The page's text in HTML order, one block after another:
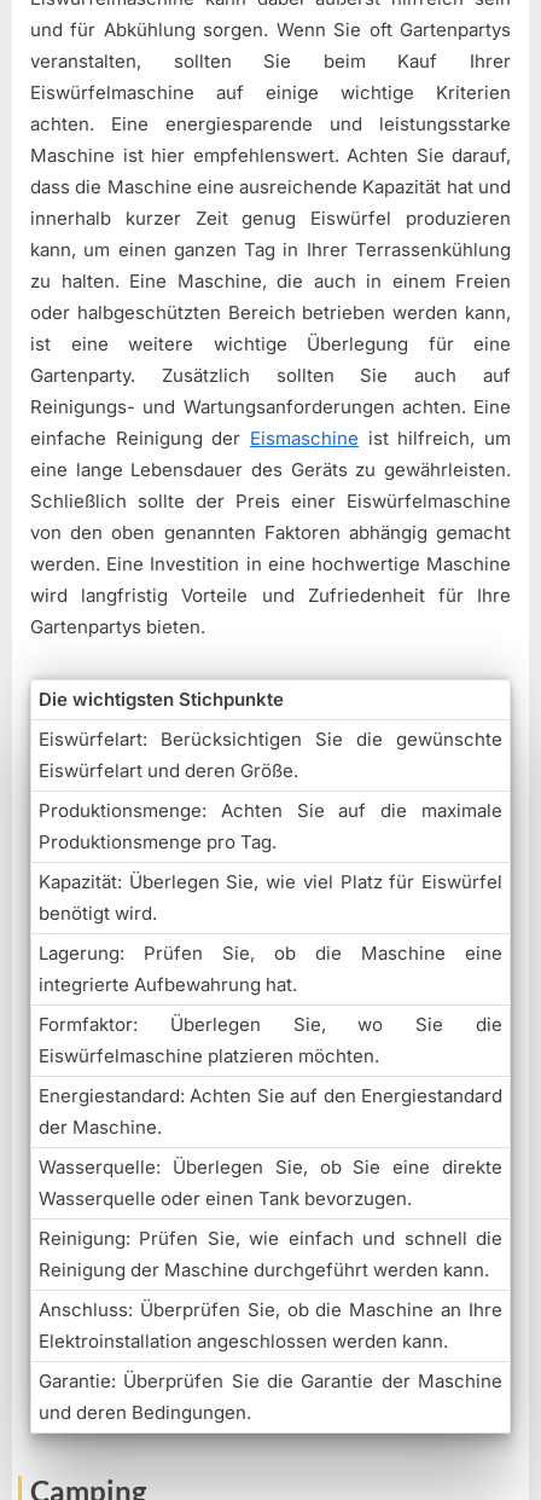
und für Abkühlung sorgen. Wenn Sie oft Gartenpartys
veranstalten, sollten Sie beim Kauf Ihrer
Eiswürfelmaschine auf einige wichtige Kriterien
achten. Eine energiesparende und leistungsstarke
Maschine ist hier empfehlenswert. Achten Sie darauf,
dass die Maschine eine ausreichende Kapazität hat und
innerhalb kurzer Zeit genug Eiswürfel produzieren
kann, um einen ganzen Tag in Ihrer Terrassenkühlung
zu halten. Eine Maschine, die auch in einem Freien
oder halbgeschützten Bereich betrieben werden kann,
ist eine weitere wichtige Überlegung für eine
Gartenparty. Zusätzlich sollten Sie auch auf
Reinigungs- und Wartungsanforderungen achten. Eine
einfache Reinigung der Eismaschine ist hilfreich, um
eine lange Lebensdauer des Geräts zu gewährleisten.
Schließlich sollte der Preis einer Eiswürfelmaschine
von den oben genannten Faktoren abhängig gemacht
werden. Eine Investition in eine hochwertige Maschine
wird langfristig Vorteile und Zufriedenheit für Ihre
Gartenpartys bieten.
Die wichtigsten Stichpunkte
Eiswürfelart: Berücksichtigen Sie die gewünschte
Eiswürfelart und deren Größe.
Produktionsmenge: Achten Sie auf die maximale
Produktionsmenge pro Tag.
Kapazität: Überlegen Sie, wie viel Platz für Eiswürfel
benötigt wird.
Lagerung: Prüfen Sie, ob die Maschine eine
integrierte Aufbewahrung hat.
Formfaktor: Überlegen Sie, wo Sie die
Eiswürfelmaschine platzieren möchten.
Energiestandard: Achten Sie auf den Energiestandard
der Maschine.
Wasserquelle: Überlegen Sie, ob Sie eine direkte
Wasserquelle oder einen Tank bevorzugen.
Reinigung: Prüfen Sie, wie einfach und schnell die
Reinigung der Maschine durchgeführt werden kann.
Anschluss: Überprüfen Sie, ob die Maschine an Ihre
Elektroinstallation angeschlossen werden kann.
Garantie: Überprüfen Sie die Garantie der Maschine
und deren Bedingungen.
Camping